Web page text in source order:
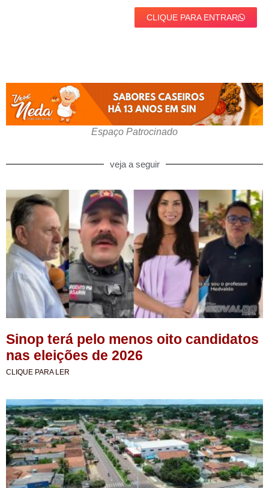
CLIQUE PARA ENTRAR
Espaço Patrocinado
veja a seguir
Sinop terá pelo menos oito candidatos
nas eleições de 2026
CLIQUE PARA LER